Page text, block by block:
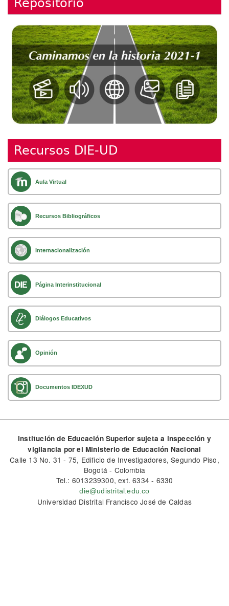
Repositorio
Recursos DIE-UD
Aula Virtual
Recursos Bibliográficos
Internacionalización
Página Interinstitucional
Diálogos Educativos
Opinión
Documentos IDEXUD
Institución de Educación Superior sujeta a inspección y
vigilancia por el Ministerio de Educación Nacional
Calle 13 No. 31 - 75, Edificio de Investigadores, Segundo Piso,
Bogotá - Colombia
Tel.: 6013239300, ext. 6334 - 6330
die@udistrital.edu.co
Universidad Distrital Francisco José de Caldas